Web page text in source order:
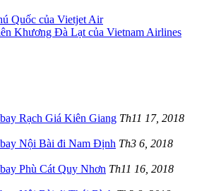
Quốc của Vietjet Air
Khương Đà Lạt của Vietnam Airlines
Rạch Giá Kiên Giang Th11 17, 2018
Nội Bài đi Nam Định Th3 6, 2018
Phù Cát Quy Nhơn Th11 16, 2018